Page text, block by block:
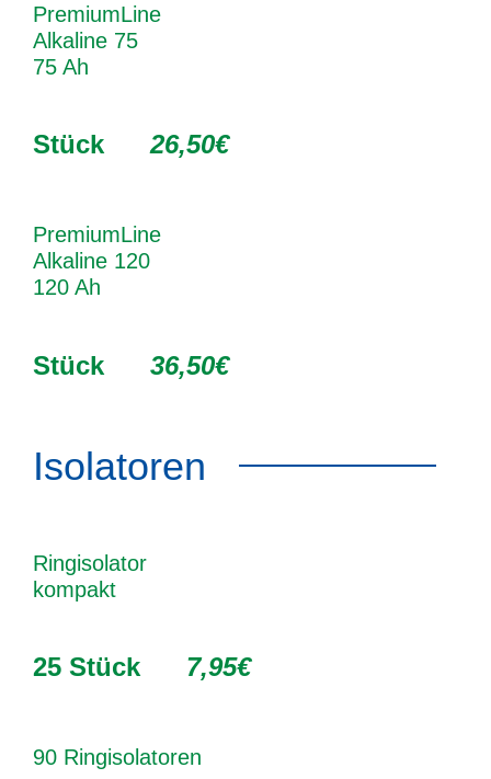
PremiumLine
Alkaline 75
75 Ah
Stück 26,50€
PremiumLine
Alkaline 120
120 Ah
Stück 36,50€
Isolatoren
Ringisolator
kompakt
25 Stück 7,95€
90 Ringisolatoren